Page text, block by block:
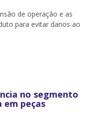
de operação e as
para evitar danos ao
no segmento
em peças